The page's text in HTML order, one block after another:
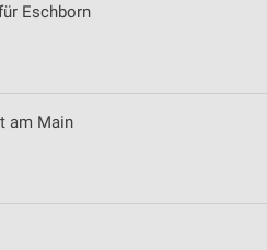
Eschborn
am Main